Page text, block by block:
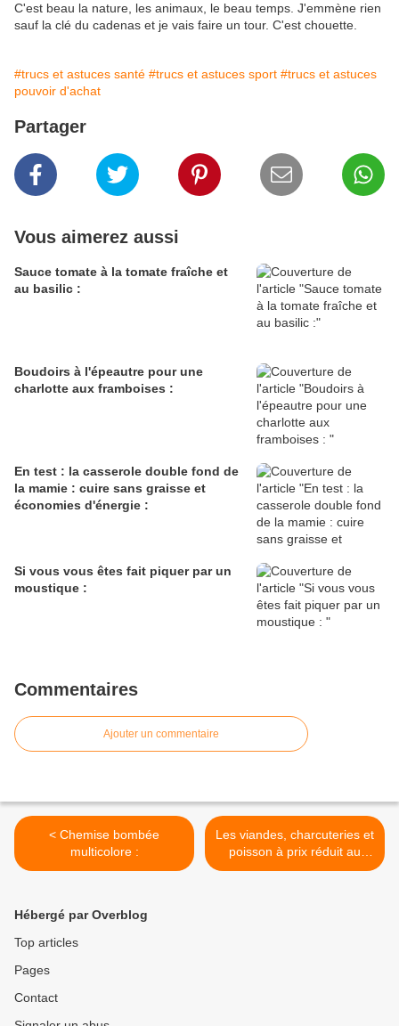
C'est beau la nature, les animaux, le beau temps. J'emmène rien
sauf la clé du cadenas et je vais faire un tour. C'est chouette.
#trucs et astuces santé #trucs et astuces sport #trucs et astuces
pouvoir d'achat
Partager
Vous aimerez aussi
Sauce tomate à la tomate fraîche et
au basilic :
Boudoirs à l'épeautre pour une
charlotte aux framboises :
En test : la casserole double fond de
la mamie : cuire sans graisse et
économies d'énergie :
Si vous vous êtes fait piquer par un
moustique :
Commentaires
Ajouter un commentaire
< Chemise bombée
multicolore :
Les viandes, charcuteries et
poisson à prix réduit au
magasin (zéro gâchis) : >
Hébergé par Overblog
Top articles
Pages
Contact